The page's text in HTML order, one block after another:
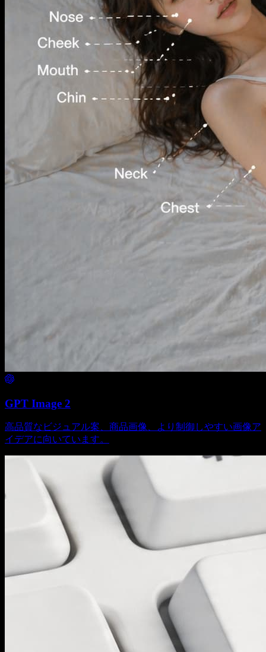
GPT Image 2
高品質なビジュアル案、商品画像、より制御しやすい画像ア
イデアに向いています。